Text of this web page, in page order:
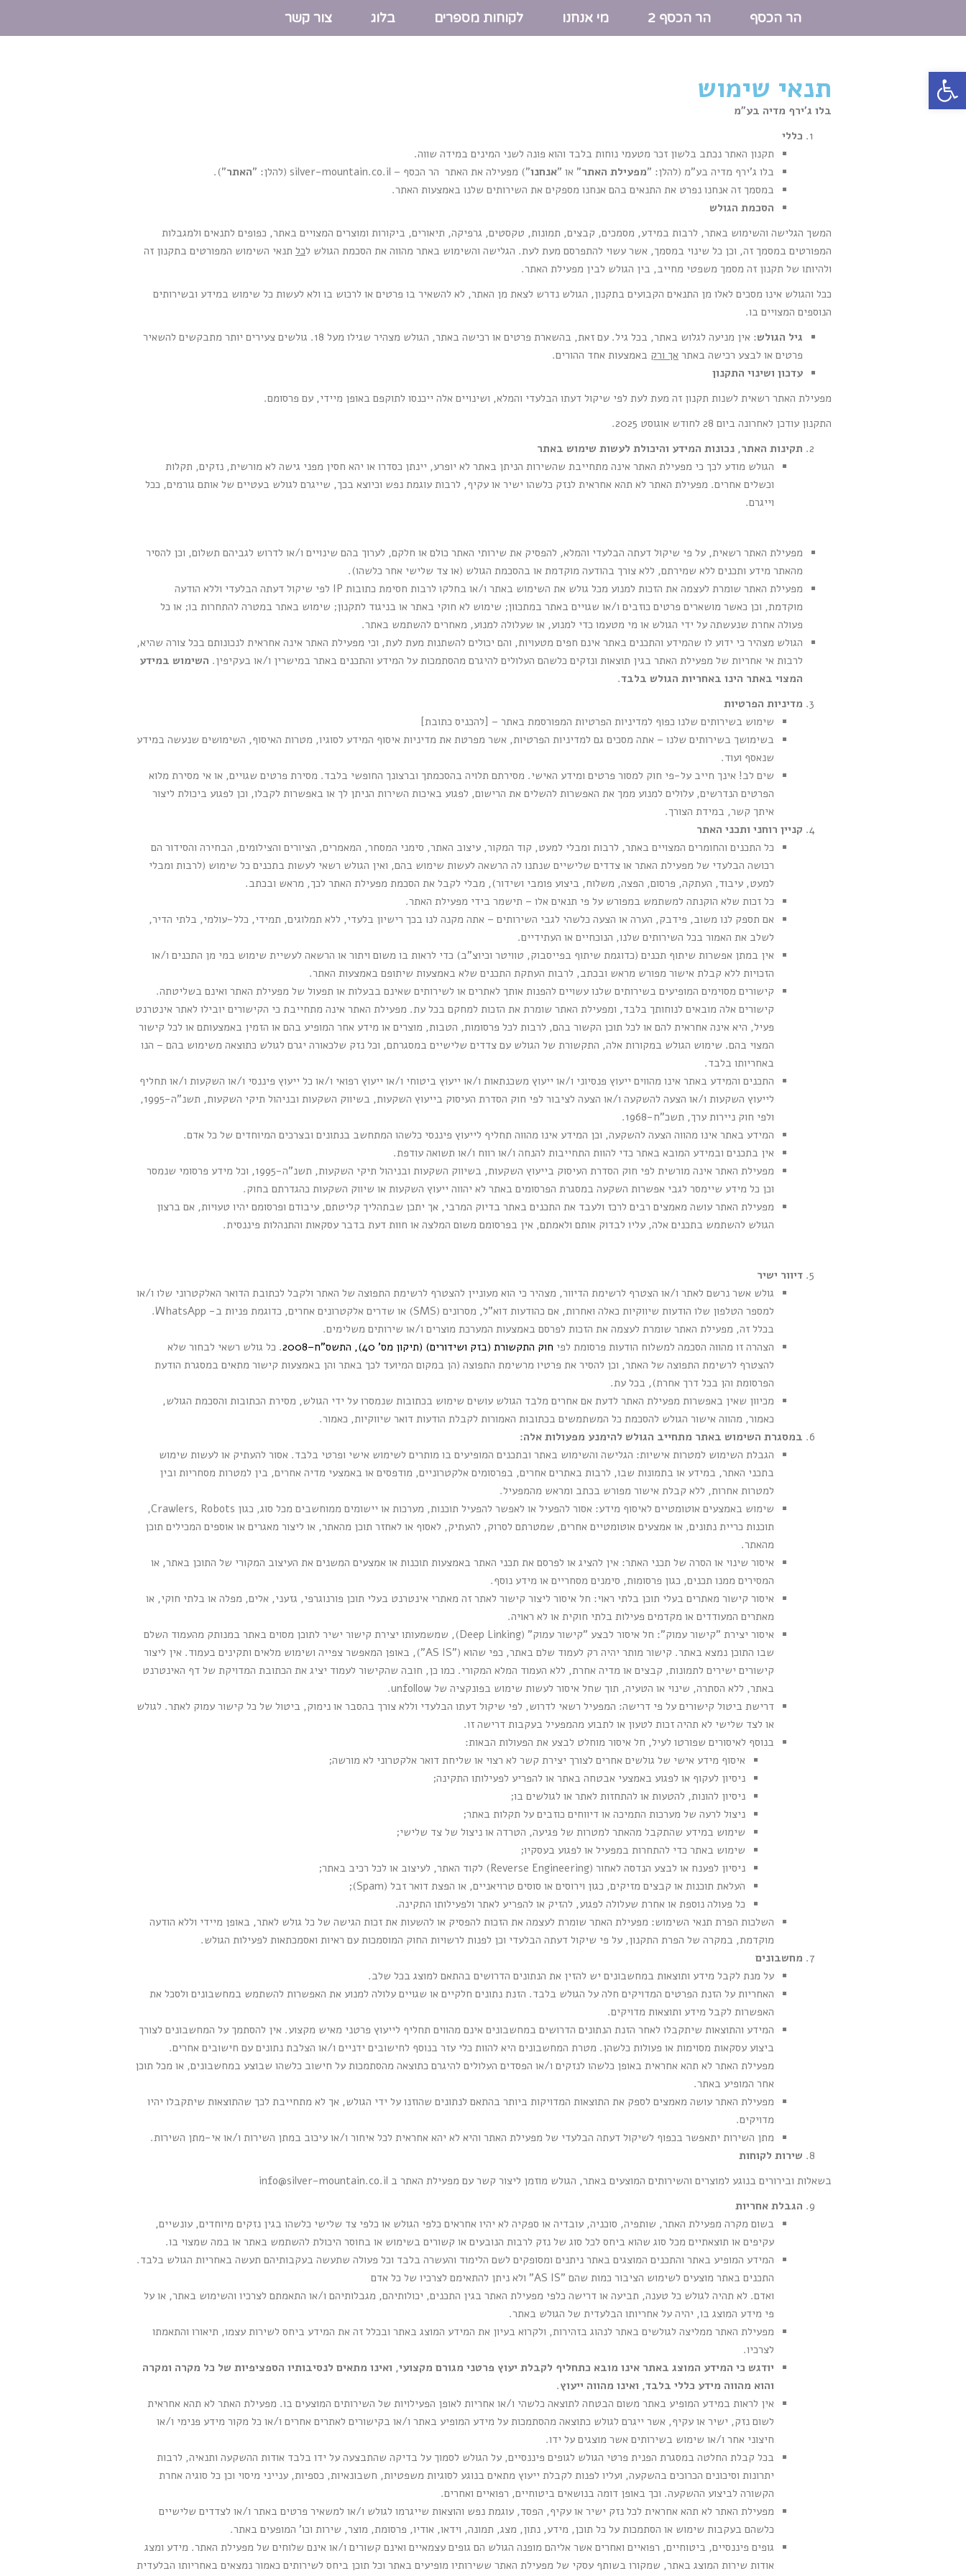
פתח סרגל נגישות
הר הכסף הר הכסף 2 מי אנחנו לקוחות מספרים בלוג צור קשר
תנאי שימוש
בלו ג'ירף מדיה בע"מ
כללי
תקנון האתר נכתב בלשון זכר מטעמי נוחות בלבד והוא פונה לשני המינים במידה שווה.
בלו ג'ירף מדיה בע"מ (להלן: "מפעילת האתר" או "אנחנו") מפעילה את האתר הר הכסף – silver-mountain.co.il (להלן: " האתר").
במסמך זה אנחנו נפרט את התנאים בהם אנחנו מספקים את השירותים שלנו באמצעות האתר.
הסכמת הגולש
המשך הגלישה והשימוש באתר, לרבות במידע, מסמכים, קבצים, תמונות, טקסטים, גרפיקה, תיאורים, ביקורות ומוצרים המצויים באתר, כפופים לתנאים ולמגבלות
המפורטים במסמך זה, וכן כל שינוי במסמך, אשר עשוי להתפרסם מעת לעת. הגלישה והשימוש באתר מהווה את הסכמת הגולש לכל תנאי השימוש המפורטים בתקנון זה
ולהיותו של תקנון זה מסמך משפטי מחייב, בין הגולש לבין מפעילת האתר.
ככל והגולש אינו מסכים לאלו מן התנאים הקבועים בתקנון, הגולש נדרש לצאת מן האתר, לא להשאיר בו פרטים או לרכוש בו ולא לעשות כל שימוש במידע ובשירותים
הנוספים המצויים בו.
גיל הגולש
: אין מניעה לגלוש באתר, בכל גיל. עם זאת, בהשארת פרטים או רכישה באתר, הגולש מצהיר שגילו מעל 18. גולשים צעירים יותר מתבקשים להשאיר
פרטים או לבצע רכישה באתר אך ורק באמצעות אחד ההורים.
עדכון ושינוי התקנון
מפעילת האתר רשאית לשנות תקנון זה מעת לעת לפי שיקול דעתו הבלעדי והמלא, ושינויים אלה ייכנסו לתוקפם באופן מיידי, עם פרסומם.
התקנון עודכן לאחרונה ביום 28 לחודש אוגוסט 2025.
תקינות האתר, נכונות המידע והיכולת לעשות שימוש באתר
הגולש מודע לכך כי מפעילת האתר אינה מתחייבת שהשירות הניתן באתר לא יופרע, יינתן כסדרו או יהא חסין מפני גישה לא מורשית, נזקים, תקלות
וכשלים אחרים. מפעילת האתר לא תהא אחראית לנזק כלשהו ישיר או עקיף, לרבות עוגמת נפש וכיוצא בכך, שייגרם לגולש בעטיים של אותם גורמים, ככל
וייגרם.
מפעילת האתר רשאית, על פי שיקול דעתה הבלעדי והמלא, להפסיק את שירותי האתר כולם או חלקם, לערוך בהם שינויים ו/או לדרוש לגביהם תשלום, וכן להסיר
מהאתר מידע ותכנים ללא שמירתם, ללא צורך בהודעה מוקדמת או בהסכמת הגולש (או צד שלישי אחר כלשהו).
מפעילת האתר שומרת לעצמה את הזכות למנוע מכל גולש את השימוש באתר ו/או בחלקו לרבות חסימת כתובות IP לפי שיקול דעתה הבלעדי וללא הודעה
מוקדמת, וכן כאשר מושארים פרטים כוזבים ו/או שגויים באתר במתכוון; שימוש לא חוקי באתר או בניגוד לתקנון; שימוש באתר במטרה להתחרות בו; או כל
פעולה אחרת שנעשתה על ידי הגולש או מי מטעמו כדי למנוע, או שעלולה למנוע, מאחרים להשתמש באתר.
הגולש מצהיר כי ידוע לו שהמידע והתכנים באתר אינם חפים מטעויות, והם יכולים להשתנות מעת לעת, וכי מפעילת האתר אינה אחראית לנכונותם בכל צורה שהיא,
לרבות אי אחריות של מפעילת האתר בגין תוצאות ונזקים כלשהם העלולים להיגרם מהסתמכות על המידע והתכנים באתר במישרין ו/או בעקיפין. השימוש במידע
המצוי באתר הינו באחריות הגולש בלבד.
מדיניות הפרטיות
שימוש בשירותים שלנו כפוף למדיניות הפרטיות המפורסמת באתר – [להכניס כתובת]
בשימושך בשירותים שלנו – אתה מסכים גם למדיניות הפרטיות, אשר מפרטת את מדיניות איסוף המידע לסוגיו, מטרות האיסוף, השימושים שנעשה במידע
שנאסף ועוד.
שים לב! אינך חייב על-פי חוק למסור פרטים ומידע האישי. מסירתם תלויה בהסכמתך וברצונך החופשי בלבד. מסירת פרטים שגויים, או אי מסירת מלוא
הפרטים הנדרשים, עלולים למנוע ממך את האפשרות להשלים את הרישום, לפגוע באיכות השירות הניתן לך או באפשרות לקבלו, וכן לפגוע ביכולת ליצור
איתך קשר, במידת הצורך.
קניין רוחני ותכני האתר
כל התכנים והחומרים המצויים באתר, לרבות ומבלי למעט, קוד המקור, עיצוב האתר, סימני המסחר, המאמרים, הציורים והצילומים, הבחירה והסידור הם
רכושה הבלעדי של מפעילת האתר או צדדים שלישיים שנתנו לה הרשאה לעשות שימוש בהם, ואין הגולש רשאי לעשות בתכנים כל שימוש (לרבות ומבלי
למעט, עיבוד, העתקה, פרסום, הפצה, משלוח, ביצוע פומבי ושידור), מבלי לקבל את הסכמת מפעילת האתר לכך, מראש ובכתב.
כל זכות שלא הוקנתה למשתמש במפורש על פי תנאים אלו – תישמר בידי מפעילת האתר.
אם תספק לנו משוב, פידבק, הערה או הצעה כלשהי לגבי השירותים – אתה מקנה לנו בכך רישיון בלעדי, ללא תמלוגים, תמידי, כלל-עולמי, בלתי הדיר,
לשלב את האמור בכל השירותים שלנו, הנוכחיים או העתידיים.
אין במתן אפשרות שיתוף תכנים (כדוגמת שיתוף בפייסבוק, טוויטר וכיוצ"ב) כדי לראות בו משום ויתור או הרשאה לעשיית שימוש במי מן התכנים ו/או
הזכויות ללא קבלת אישור מפורש מראש ובכתב, לרבות העתקת התכנים שלא באמצעות שיתופם באמצעות האתר.
קישורים מסוימים המופיעים בשירותים שלנו עשויים להפנות אותך לאתרים או לשירותים שאינם בבעלות או תפעול של מפעילת האתר ואינם בשליטתה.
קישורים אלה מובאים לנוחותך בלבד, ומפעילת האתר שומרת את הזכות למחקם בכל עת. מפעילת האתר אינה מתחייבת כי הקישורים יובילו לאתר אינטרנט
פעיל, היא אינה אחראית להם או לכל תוכן הקשור בהם, לרבות לכל פרסומות, הטבות, מוצרים או מידע אחר המופיע בהם או הזמין באמצעותם או לכל קישור
המצוי בהם. שימוש הגולש במקורות אלה, התקשורת של הגולש עם צדדים שלישיים במסגרתם, וכל נזק שלכאורה יגרם לגולש כתוצאה משימוש בהם – הנו
באחריותו בלבד.
התכנים והמידע באתר אינו מהווים ייעוץ פנסיוני ו/או ייעוץ משכנתאות ו/או ייעוץ ביטוחי ו/או ייעוץ רפואי ו/או כל ייעוץ פיננסי ו/או השקעות ו/או תחליף
לייעוץ השקעות ו/או הצעה להשקעה ו/או הצעה לציבור לפי חוק הסדרת העיסוק בייעוץ השקעות, בשיווק השקעות ובניהול תיקי השקעות, תשנ"ה-1995,
ולפי חוק ניירות ערך, תשכ"ח-1968.
המידע באתר אינו מהווה הצעה להשקעה, וכן המידע אינו מהווה תחליף לייעוץ פיננסי כלשהו המתחשב בנתונים ובצרכים המיוחדים של כל אדם.
אין בתכנים ובמידע המובא באתר כדי להוות התחייבות להנחה ו/או רווח ו/או תשואה עודפת.
מפעילת האתר אינה מורשית לפי חוק הסדרת העיסוק בייעוץ השקעות, בשיווק השקעות ובניהול תיקי השקעות, תשנ"ה-1995, וכל מידע פרסומי שנמסר
וכן כל מידע שיימסר לגבי אפשרות השקעה במסגרת הפרסומים באתר לא יהווה ייעוץ השקעות או שיווק השקעות כהגדרתם בחוק.
מפעילת האתר עושה מאמצים רבים לרכז ולעבד את התכנים באתר בדיוק המרבי, אך יתכן שבתהליך קליטתם, עיבודם ופרסומם יהיו טעויות, אם ברצון
הגולש להשתמש בתכנים אלה, עליו לבדוק אותם ולאמתם, אין בפרסומם משום המלצה או חוות דעת בדבר עסקאות והתנהלות פיננסית.
דיוור ישיר
גולש אשר נרשם לאתר ו/או הצטרף לרשימת הדיוור, מצהיר כי הוא מעוניין להצטרף לרשימת התפוצה של האתר ולקבל לכתובת הדואר האלקטרוני שלו ו/או
למספר הטלפון שלו הודעות שיווקיות כאלה ואחרות, אם כהודעות דוא"ל, מסרונים (SMS) או שדרים אלקטרונים אחרים, כדוגמת פניות ב- WhatsApp.
בכלל זה, מפעילת האתר שומרת לעצמה את הזכות לפרסם באמצעות המערכת מוצרים ו/או שירותים משלימים.
הצהרה זו מהווה הסכמה למשלוח הודעות פרסומת לפי חוק התקשורת (בזק ושידורים) (תיקון מס' 40), התשס"ח–2008
. כל גולש רשאי לבחור שלא
להצטרף לרשימת התפוצה של האתר, וכן להסיר את פרטיו מרשימת התפוצה (הן במקום המיועד לכך באתר והן באמצעות קישור מתאים במסגרת הודעת
הפרסומת והן בכל דרך אחרת), בכל עת.
מכיוון שאין באפשרות מפעילת האתר לדעת אם אחרים מלבד הגולש עושים שימוש בכתובות שנמסרו על ידי הגולש, מסירת הכתובות והסכמת הגולש,
כאמור, מהווה אישור הגולש להסכמת כל המשתמשים בכתובות האמורות לקבלת הודעות דואר שיווקיות, כאמור.
במסגרת השימוש באתר מתחייב הגולש להימנע מפעולות אלה:
הגבלת השימוש למטרות אישיות: הגלישה והשימוש באתר ובתכנים המופיעים בו מותרים לשימוש אישי ופרטי בלבד. אסור להעתיק או לעשות שימוש
בתכני האתר, במידע או בתמונות שבו, לרבות באתרים אחרים, בפרסומים אלקטרוניים, מודפסים או באמצעי מדיה אחרים, בין למטרות מסחריות ובין
למטרות אחרות, ללא קבלת אישור מפורש בכתב ומראש מהמפעיל.
שימוש באמצעים אוטומטיים לאיסוף מידע: אסור להפעיל או לאפשר להפעיל תוכנות, מערכות או יישומים ממוחשבים מכל סוג, כגון Crawlers, Robots,
תוכנות כריית נתונים, או אמצעים אוטומטיים אחרים, שמטרתם לסרוק, להעתיק, לאסוף או לאחזר תוכן מהאתר, או ליצור מאגרים או אוספים המכילים תוכן
מהאתר.
איסור שינוי או הסרה של תכני האתר: אין להציג או לפרסם את תכני האתר באמצעות תוכנות או אמצעים המשנים את העיצוב המקורי של התוכן באתר, או
המסירים ממנו תכנים, כגון פרסומות, סימנים מסחריים או מידע נוסף.
איסור קישור מאתרים בעלי תוכן בלתי ראוי: חל איסור ליצור קישור לאתר זה מאתרי אינטרנט בעלי תוכן פורנוגרפי, גזעני, אלים, מפלה או בלתי חוקי, או
מאתרים המעודדים או מקדמים פעילות בלתי חוקית או לא ראויה.
איסור יצירת "קישור עמוק": חל איסור לבצע "קישור עמוק" (Deep Linking), שמשמעותו יצירת קישור ישיר לתוכן מסוים באתר במנותק מהעמוד השלם
שבו התוכן נמצא באתר. קישור מותר יהיה רק לעמוד שלם באתר, כפי שהוא ("AS IS"), באופן המאפשר צפייה ושימוש מלאים ותקינים בעמוד. אין ליצור
קישורים ישירים לתמונות, קבצים או מדיה אחרת, ללא העמוד המלא המקורי. כמו כן, חובה שהקישור לעמוד יציג את הכתובת המדויקת של דף האינטרנט
באתר, ללא הסתרה, שינוי או הטעיה, תוך שחל איסור לעשות שימוש בפונקציה של unfollow.
דרישת ביטול קישורים על פי דרישה: המפעיל רשאי לדרוש, לפי שיקול דעתו הבלעדי וללא צורך בהסבר או נימוק, ביטול של כל קישור עמוק לאתר. לגולש
או לצד שלישי לא תהיה זכות לטעון או לתבוע מהמפעיל בעקבות דרישה זו.
בנוסף לאיסורים שפורטו לעיל, חל איסור מוחלט לבצע את הפעולות הבאות:
איסוף מידע אישי של גולשים אחרים לצורך יצירת קשר לא רצוי או שליחת דואר אלקטרוני לא מורשה;
ניסיון לעקוף או לפגוע באמצעי אבטחה באתר או להפריע לפעילותו התקינה;
ניסיון להונות, להטעות או להתחזות לאתר או לגולשים בו;
ניצול לרעה של מערכות התמיכה או דיווחים כוזבים על תקלות באתר;
שימוש במידע שהתקבל מהאתר למטרות של פגיעה, הטרדה או ניצול של צד שלישי;
שימוש באתר כדי להתחרות במפעיל או לפגוע בעסקיו;
ניסיון לפענח או לבצע הנדסה לאחור (Reverse Engineering) לקוד האתר, לעיצוב או לכל רכיב באתר;
העלאת תוכנות או קבצים מזיקים, כגון וירוסים או סוסים טרויאניים, או הפצת דואר זבל (Spam);
כל פעולה נוספת או אחרת שעלולה לפגוע, להזיק או להפריע לאתר ולפעילותו התקינה.
השלכות הפרת תנאי השימוש: מפעילת האתר שומרת לעצמה את הזכות להפסיק או להשעות את זכות הגישה של כל גולש לאתר, באופן מיידי וללא הודעה
מוקדמת, במקרה של הפרת התקנון, על פי שיקול דעתה הבלעדי וכן לפנות לרשויות החוק המוסמכות עם ראיות ואסמכתאות לפעילות הגולש.
מחשבונים
על מנת לקבל מידע ותוצאות במחשבונים יש להזין את הנתונים הדרושים בהתאם למוצג בכל שלב.
האחריות על הזנת הפרטים המדויקים חלה על הגולש בלבד. הזנת נתונים חלקיים או שגויים עלולה למנוע את האפשרות להשתמש במחשבונים ולסכל את
האפשרות לקבל מידע ותוצאות מדויקים.
המידע והתוצאות שיתקבלו לאחר הזנת הנתונים הדרושים במחשבונים אינם מהווים תחליף לייעוץ פרטני מאיש מקצוע. אין להסתמך על המחשבונים לצורך
ביצוע עסקאות מסוימות או פעולות כלשהן. מטרת המחשבונים היא להוות כלי עזר בנוסף לחישובים ידניים ו/או הצלבת נתונים עם חישובים אחרים.
מפעילת האתר לא תהא אחראית באופן כלשהו לנזקים ו/או הפסדים העלולים להיגרם כתוצאה מהסתמכות על חישוב כלשהו שבוצע במחשבונים, או מכל תוכן
אחר המופיע באתר.
מפעילת האתר עושה מאמצים לספק את התוצאות המדויקות ביותר בהתאם לנתונים שהוזנו על ידי הגולש, אך לא מתחייבת לכך שהתוצאות שיתקבלו יהיו
מדויקים.
מתן השירות יתאפשר בכפוף לשיקול דעתה הבלעדי של מפעילת האתר והיא לא יהא אחראית לכל איחור ו/או עיכוב במתן השירות ו/או אי-מתן השירות.
שירות לקוחות
בשאלות ובירורים בנוגע למוצרים והשירותים המוצעים באתר, הגולש מוזמן ליצור קשר עם מפעילת האתר ב info@silver-mountain.co.il
הגבלת אחריות
בשום מקרה מפעילת האתר, שותפיה, סוכניה, עובדיה או ספקיה לא יהיו אחראים כלפי הגולש או כלפי צד שלישי כלשהו בגין נזקים מיוחדים, עונשיים,
עקיפים או תוצאתיים מכל סוג שהוא ביחס לכל סוג של נזק לרבות הנובעים או קשורים בשימוש או בחוסר היכולת להשתמש באתר או במה שמצוי בו.
המידע המופיע באתר והתכנים המוצגים באתר ניתנים ומסופקים לשם הלימוד והעשרה בלבד וכל פעולה שתעשה בעקבותיהם תעשה באחריות הגולש בלבד.
התכנים באתר מוצעים לשימוש הציבור כמות שהם "AS IS" ולא ניתן להתאימם לצרכיו של כל אדם
ואדם. לא תהיה לגולש כל טענה, תביעה או דרישה כלפי מפעילת האתר בגין התכנים, יכולותיהם, מגבלותיהם ו/או התאמתם לצרכיו והשימוש באתר, או על
פי מידע המוצג בו, יהיה על אחריותו הבלעדית של הגולש באתר.
מפעילת האתר ממליצה לגולשים באתר לנהוג בזהירות, ולקרוא בעיון את המידע המוצג באתר ובכלל זה את המידע ביחס לשירות עצמו, תיאורו והתאמתו
לצרכיו.
יודגש כי המידע המוצג באתר אינו מובא כתחליף לקבלת יעוץ פרטני מגורם מקצועי, ואינו מתאים לנסיבותיו הספציפיות של כל מקרה ומקרה
והוא מהווה מידע כללי בלבד, ואינו מהווה ייעוץ.
אין לראות במידע המופיע באתר משום הבטחה לתוצאה כלשהי ו/או אחריות לאופן הפעילויות של השירותים המוצעים בו. מפעילת האתר לא תהא אחראית
לשום נזק, ישיר או עקיף, אשר ייגרם לגולש כתוצאה מהסתמכות על מידע המופיע באתר ו/או בקישורים לאתרים אחרים ו/או כל מקור מידע פנימי ו/או
חיצוני אחר ו/או שימוש בשירותים אשר מוצגים על ידו.
בכל קבלת החלטה במסגרת הפנית פרטי הגולש לגופים פיננסיים, על הגולש לסמוך על בדיקה שהתבצעה על ידו בלבד אודות ההשקעה ותנאיה, לרבות
יתרונות וסיכונים הכרוכים בהשקעה, ועליו לפנות לקבלת ייעוץ מתאים בנוגע לסוגיות משפטיות, חשבונאיות, כספיות, ענייני מיסוי וכן כל סוגיה אחרת
הקשורה לביצוע ההשקעה. וכך באופן דומה בנושאים ביטוחיים, רפואיים ואחרים.
מפעילת האתר לא תהא אחראית לכל נזק ישיר או עקיף, הפסד, עוגמת נפש והוצאות שייגרמו לגולש ו/או למשאיר פרטים באתר ו/או לצדדים שלישיים
כלשהם בעקבות שימוש או הסתמכות על כל תוכן, מידע, נתון, מצג, תמונה, וידאו, אודיו, פרסומת, מוצר, שירות וכו' המופעים באתר.
גופים פיננסיים, ביטוחיים, רפואיים ואחרים אשר אליהם מופנה הגולש הם גופים עצמאיים ואינם קשורים ו/או אינם שלוחים של מפעילת האתר. מידע ומצג
אודות שירות המוצג באתר, שמקורו בשותף עסקי של מפעילת האתר ששירותיו מופיעים באתר וכל תוכן ביחס לשירותים כאמור נמצאים באחריותו הבלעדית